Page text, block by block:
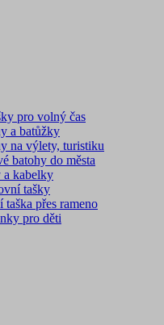
pro volný čas
a batůžky
na výlety, turistiku
batohy do města
a kabelky
tašky
taška přes rameno
pro děti